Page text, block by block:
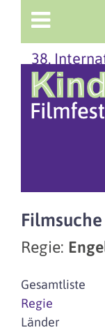
38.
Filmsuche
Regie:
Gesamtliste
Regie
Länder